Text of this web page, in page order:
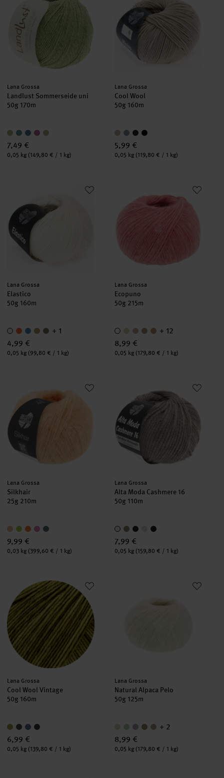
Hersteller:
Lana Grossa
Landlust Sommerseide uni
50g 170m
7,49 €
Inhalt:
0,05 kg (149,80 € / 1 kg)
Hersteller:
Lana Grossa
Cool Wool
50g 160m
5,99 €
Inhalt:
0,05 kg (119,80 € / 1 kg)
Hersteller:
Lana Grossa
Elastico
50g 160m
+ 1
4,99 €
Inhalt:
0,05 kg (99,80 € / 1 kg)
Hersteller:
Lana Grossa
Ecopuno
50g 215m
+ 12
8,99 €
Inhalt:
0,05 kg (179,80 € / 1 kg)
Hersteller:
Lana Grossa
Silkhair
25g 210m
9,99 €
Inhalt:
0,03 kg (399,60 € / 1 kg)
Alta Moda Cashmere 16
Hersteller:
Lana Grossa
Alta Moda Cashmere 16
50g 110m
7,99 €
Inhalt:
0,05 kg (159,80 € / 1 kg)
Cool Wool Vintage
Hersteller:
Lana Grossa
Cool Wool Vintage
50g 160m
6,99 €
Inhalt:
0,05 kg (139,80 € / 1 kg)
Hersteller:
Lana Grossa
Natural Alpaca Pelo
50g 125m
+ 2
8,99 €
Inhalt:
0,05 kg (179,80 € / 1 kg)